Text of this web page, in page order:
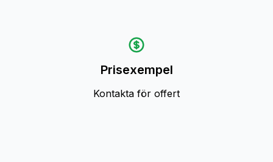
Prisexempel
Kontakta för offert